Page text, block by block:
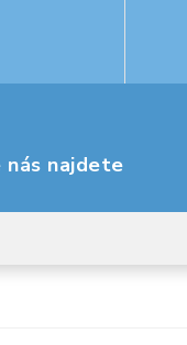
nás najdete